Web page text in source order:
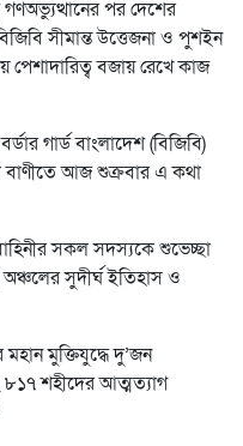
পর দেশের
সীমান্ত উত্তেজনা ও পুশইন
পেশাদারিত্ব বজায় রেখে কাজ
গার্ড বাংলাদেশ (বিজিবি)
বাণীতে আজ শুক্রবার এ কথা
সকল সদস্যকে শুভেচ্ছা
অঞ্চলের সুদীর্ঘ ইতিহাস ও
মুক্তিযুদ্ধে দু’জন
৮১৭ শহীদের আত্মত্যাগ